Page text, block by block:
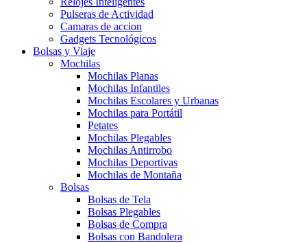
Pulseras de Actividad
Camaras de accion
Gadgets Tecnológicos
Bolsas y Viaje
Mochilas
Mochilas Planas
Mochilas Infantiles
Mochilas Escolares y Urbanas
Mochilas para Portátil
Petates
Mochilas Plegables
Mochilas Antirrobo
Mochilas Deportivas
Mochilas de Montaña
Bolsas
Bolsas de Tela
Bolsas Plegables
Bolsas de Compra
Bolsas con Bandolera